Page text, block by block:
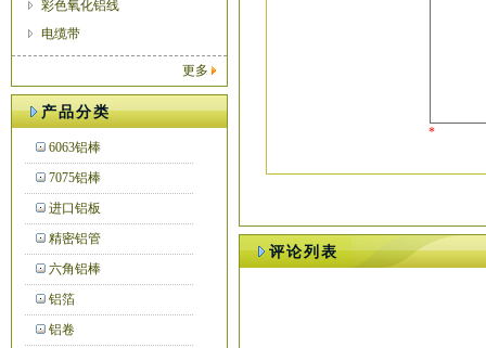
彩色氧化铝线
电缆带
更多
产品分类
6063铝棒
7075铝棒
进口铝板
精密铝管
六角铝棒
铝箔
铝卷
*
评论列表